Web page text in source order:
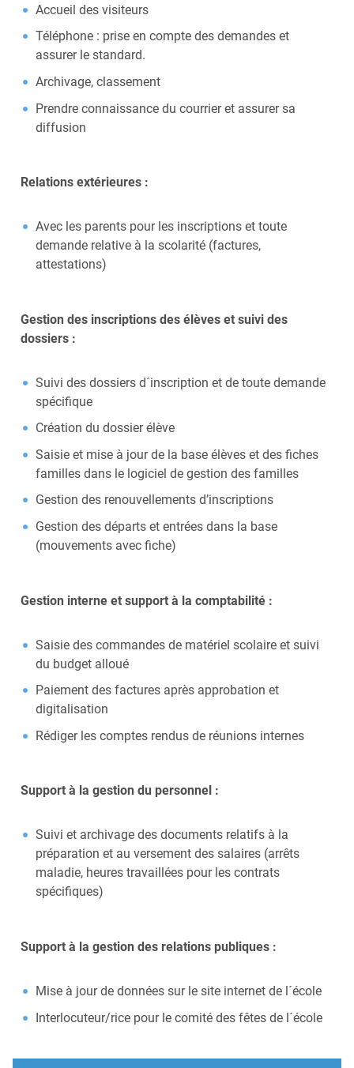
Accueil des visiteurs
Téléphone : prise en compte des demandes et
assurer le standard.
Archivage, classement
Prendre connaissance du courrier et assurer sa
diffusion
Relations extérieures :
Avec les parents pour les inscriptions et toute
demande relative à la scolarité (factures,
attestations)
Gestion des inscriptions des élèves et suivi des
dossiers :
Suivi des dossiers d´inscription et de toute demande
spécifique
Création du dossier élève
Saisie et mise à jour de la base élèves et des fiches
familles dans le logiciel de gestion des familles
Gestion des renouvellements d’inscriptions
Gestion des départs et entrées dans la base
(mouvements avec fiche)
Gestion interne et support à la comptabilité :
Saisie des commandes de matériel scolaire et suivi
du budget alloué
Paiement des factures après approbation et
digitalisation
Rédiger les comptes rendus de réunions internes
Support à la gestion du personnel :
Suivi et archivage des documents relatifs à la
préparation et au versement des salaires (arrêts
maladie, heures travaillées pour les contrats
spécifiques)
Support à la gestion des relations publiques :
Mise à jour de données sur le site internet de l´école
Interlocuteur/rice pour le comité des fêtes de l´école